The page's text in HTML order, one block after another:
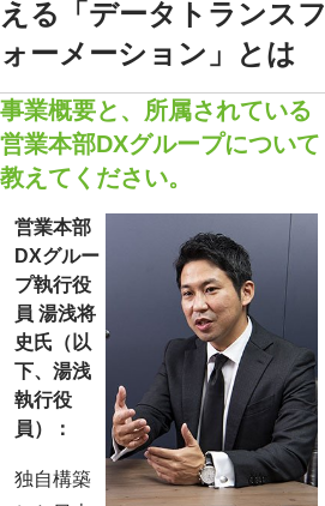
える「データトランスフ
ォーメーション」とは
事業概要と、所属されている
営業本部DXグループについて
教えてください。
営業本部
DXグルー
プ執行役
員 湯浅将
史氏（以
下、湯浅
執行役
員）：
独自構築